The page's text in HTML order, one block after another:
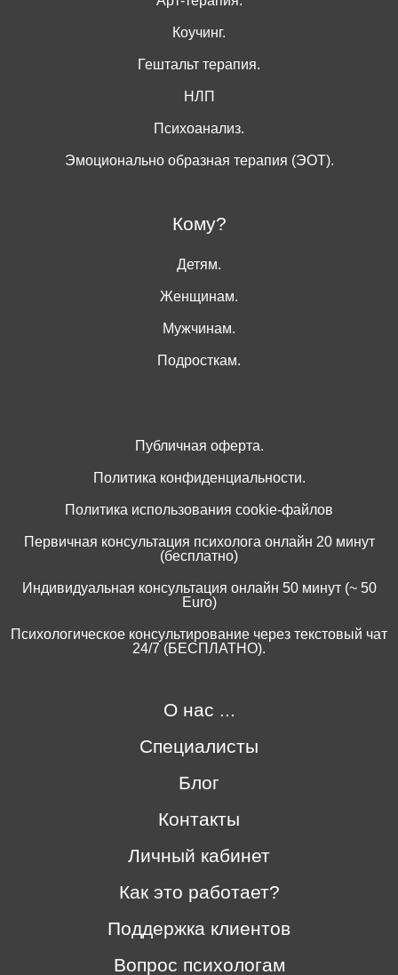
Коучинг.
Гештальт терапия.
НЛП
Психоанализ.
Эмоционально образная терапия (ЭОТ).
Кому?
Детям.
Женщинам.
Мужчинам.
Подросткам.
Публичная оферта.
Политика конфиденциальности.
Политика использования cookie-файлов
Первичная консультация психолога онлайн 20 минут
(бесплатно)
Индивидуальная консультация онлайн 50 минут (~ 50
Euro)
Психологическое консультирование через текстовый чат
24/7 (БЕСПЛАТНО).
О нас ...
Специалисты
Блог
Контакты
Личный кабинет
Как это работает?
Поддержка клиентов
Вопрос психологам